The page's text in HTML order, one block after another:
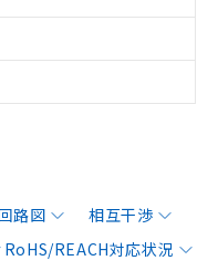
路図
相互干渉
RoHS/REACH対応状況